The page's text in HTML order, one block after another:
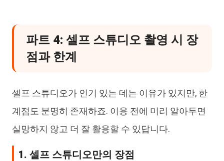
파트 4: 셀프 스튜디오 촬영 시 장
점과 한계
셀프 스튜디오가 인기 있는 데는 이유가 있지만, 한
계점도 분명히 존재하죠. 이용 전에 미리 알아두면
실망하지 않고 더 잘 활용할 수 있답니다.
1. 셀프 스튜디오만의 장점